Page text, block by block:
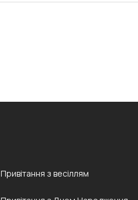
Привітання з весіллям